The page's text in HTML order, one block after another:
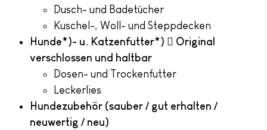
Dusch- und Badetücher
Kuschel-, Woll- und Steppdecken
Hunde*)- u. Katzenfutter*)  Original
verschlossen und haltbar
Dosen- und Trockenfutter
Leckerlies
Hundezubehör (sauber / gut erhalten /
neuwertig / neu)